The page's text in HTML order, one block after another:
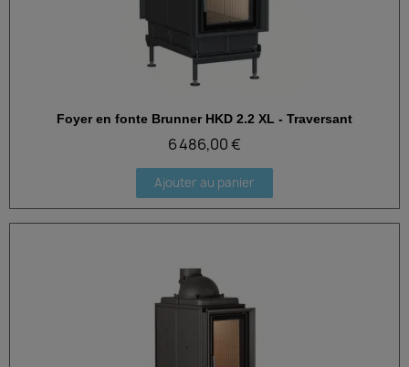
Aperçu rapide
Foyer en fonte Brunner HKD 2.2 XL - Traversant
6 486,00 €
Ajouter au panier